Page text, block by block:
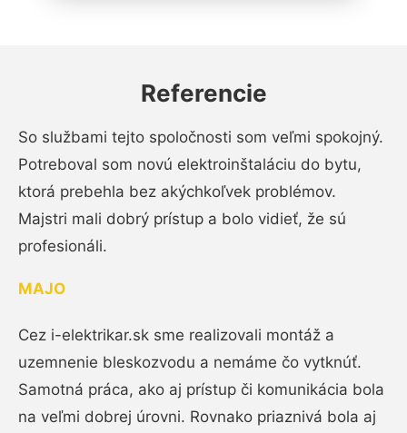
Referencie
So službami tejto spoločnosti som veľmi spokojný.
Potreboval som novú elektroinštaláciu do bytu,
ktorá prebehla bez akýchkoľvek problémov.
Majstri mali dobrý prístup a bolo vidieť, že sú
profesionáli.
MAJO
Cez i-elektrikar.sk sme realizovali montáž a
uzemnenie bleskozvodu a nemáme čo vytknúť.
Samotná práca, ako aj prístup či komunikácia bola
na veľmi dobrej úrovni. Rovnako priaznivá bola aj